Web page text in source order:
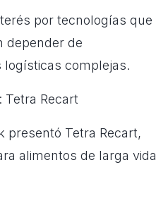
por tecnologías que
depender de
logísticas complejas.
Tetra Recart
presentó Tetra Recart,
alimentos de larga vida